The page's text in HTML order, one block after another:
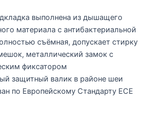
выполнена из дышащего
материала с антибактериальной
съёмная, допускает стирку
металлический замок с
фиксатором
защитный валик в районе шеи
по Европейскому Стандарту ECE